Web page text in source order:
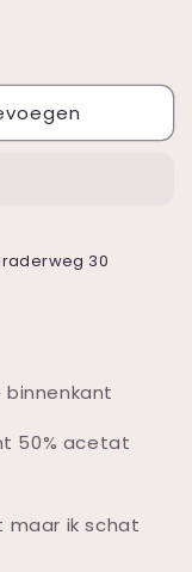
30
50% acetat
maar ik schat